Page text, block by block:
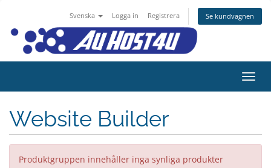
Svenska Logga in Registrera Se kundvagnen
Website Builder
Produktgruppen innehåller inga synliga produkter